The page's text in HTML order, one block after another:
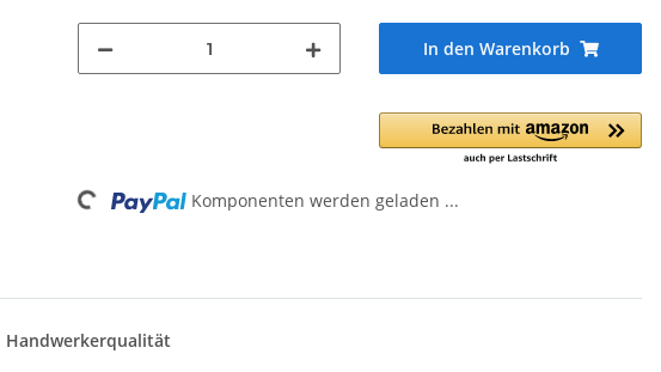
In den Warenkorb
Loading... Komponenten werden geladen ...
Handwerkerqualität